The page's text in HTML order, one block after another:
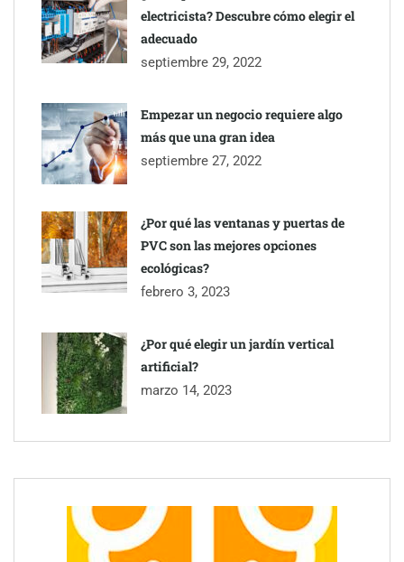
electricista? Descubre cómo elegir el
adecuado
septiembre 29, 2022
Empezar un negocio requiere algo
más que una gran idea
septiembre 27, 2022
¿Por qué las ventanas y puertas de
PVC son las mejores opciones
ecológicas?
febrero 3, 2023
¿Por qué elegir un jardín vertical
artificial?
marzo 14, 2023